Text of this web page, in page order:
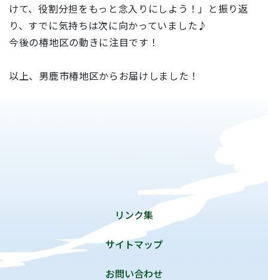
けて、役割分担をもっと念入りにしよう！」と振り返
り、すでに気持ちは次に向かっていました♪
今後の椿地区の動きに注目です！
以上、男鹿市椿地区からお届けしました！
リンク集
サイトマップ
お問い合わせ